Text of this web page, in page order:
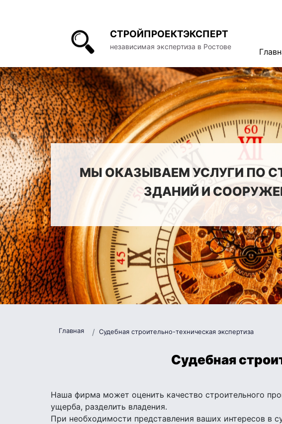
СТРОЙПРОЕКТЭКСПЕРТ
независимая экспертиза в Ростове
МЫ ОКАЗЫВАЕМ УСЛУГИ ПО
ЗДАНИЙ И
Главная Судебная строительно-техническая экспертиза
Судебная
Наша фирма может оценить качество строительного
ущерба, разделить владения.
При необходимости представления ваших интересов в